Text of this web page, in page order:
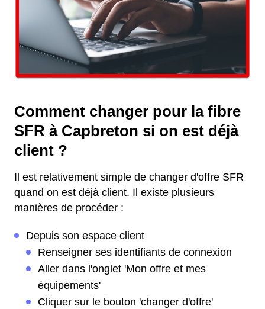
Comment changer pour la fibre
SFR à Capbreton si on est déjà
client ?
Il est relativement simple de changer d'offre SFR
quand on est déjà client. Il existe plusieurs
manières de procéder :
Depuis son espace client
Renseigner ses identifiants de connexion
Aller dans l'onglet 'Mon offre et mes
équipements'
Cliquer sur le bouton 'changer d'offre'